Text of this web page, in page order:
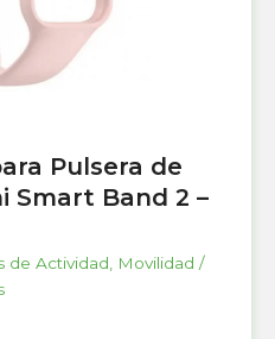
Pulsera de
Smart Band 2 –
de Actividad
Movilidad /